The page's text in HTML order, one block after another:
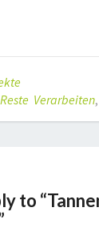
Reste Verarbeiten,
to